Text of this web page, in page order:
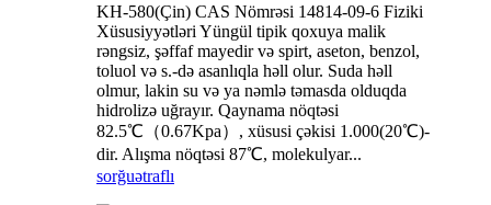
KH-580(Çin) CAS Nömrəsi 14814-09-6 Fiziki
Xüsusiyyətləri Yüngül tipik qoxuya malik
rəngsiz, şəffaf mayedir və spirt, aseton, benzol,
toluol və s.-də asanlıqla həll olur. Suda həll
olmur, lakin su və ya nəmlə təmasda olduqda
hidrolizə uğrayır. Qaynama nöqtəsi
82.5℃（0.67Kpa）, xüsusi çəkisi 1.000(20℃)-
dir. Alışma nöqtəsi 87℃, molekulyar...
sorğuətraflı